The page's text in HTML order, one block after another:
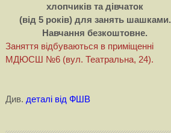
хлопчиків та дівчаток
(від 5 років) для занять шашками.
Навчання безкоштовне.
Заняття відбуваються в приміщенні
МДЮСШ №6 (вул. Театральна, 24).
Див. деталі від ФШВ